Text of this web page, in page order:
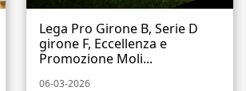
Lega Pro Girone B, Serie D
girone F, Eccellenza e
Promozione Moli...
06-03-2026